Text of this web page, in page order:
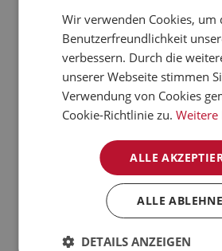
verarbeiten kann.
Jetzt mehr erfahren
Aktuelle News:
Wir verwenden Cookies, um
Benutzerfreundlichkeit
verbessern. Durch die
unserer Webseite stimmen
Verwendung von Cookies
Cookie-Richtlinie zu.
ALLE
ALLE
DETAILS ANZEIGEN